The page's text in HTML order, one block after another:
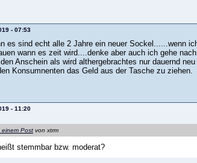
- 07:53
es sind echt alle 2 Jahre ein neuer Sockel......wenn
wann es zeit wird....denke aber auch ich gehe
Anschein als wird althergebrachtes nur dauernd
Konsumnenten das Geld aus der Tasche zu ziehen.
- 11:20
einem Post von xtrm
stemmbar bzw. moderat?